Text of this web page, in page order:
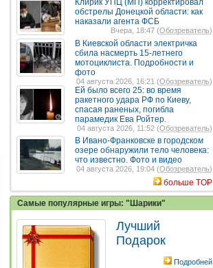
Клирик УПЦ (МП) корректировал
обстрелы Донецкой области: как
наказали агента ФСБ
Вчера, 18:47 (Обозреватель)
В Киевской области электричка
сбила насмерть 15-летнего
мотоциклиста. Подробности и
фото
04 августа 2026, 16:21 (Обозреватель)
Ей было всего 25: во время
ракетного удара РФ по Киеву,
спасая раненых, погибла
парамедик Ева Ройтер.
04 августа 2026, 11:52 (Обозреватель)
В Ивано-Франковске в городском
озере обнаружили тело человека:
что известно. Фото и видео
04 августа 2026, 19:04 (Обозреватель)
больше TOP
Самые популярные игры: "Шарики"
Лучший
Подарок
Подробней